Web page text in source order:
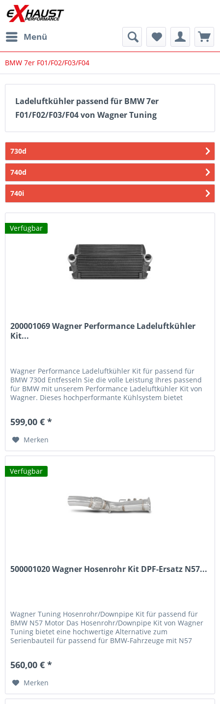
Menü
BMW 7er F01/F02/F03/F04
Ladeluftkühler passend für BMW 7er
F01/F02/F03/F04 von Wagner Tuning
730d
740d
740i
Verfügbar
200001069 Wagner Performance Ladeluftkühler
Kit...
Wagner Performance Ladeluftkühler Kit für passend für
BMW 730d Entfesseln Sie die volle Leistung Ihres passend
für BMW mit unserem Performance Ladeluftkühler Kit von
Wagner. Dieses hochperformante Kühlsystem bietet
Anströmfläche – optimale Luftzufuhr für Ihren Motor 97%
599,00 € *
Merken
Verfügbar
500001020 Wagner Hosenrohr Kit DPF-Ersatz N57...
Wagner Tuning Hosenrohr/Downpipe Kit für passend für
BMW N57 Motor Das Hosenrohr/Downpipe Kit von Wagner
Tuning bietet eine hochwertige Alternative zum
Serienbauteil für passend für BMW-Fahrzeuge mit N57
und messbare Leistungssteigerungen. Technische
560,00 € *
Merken